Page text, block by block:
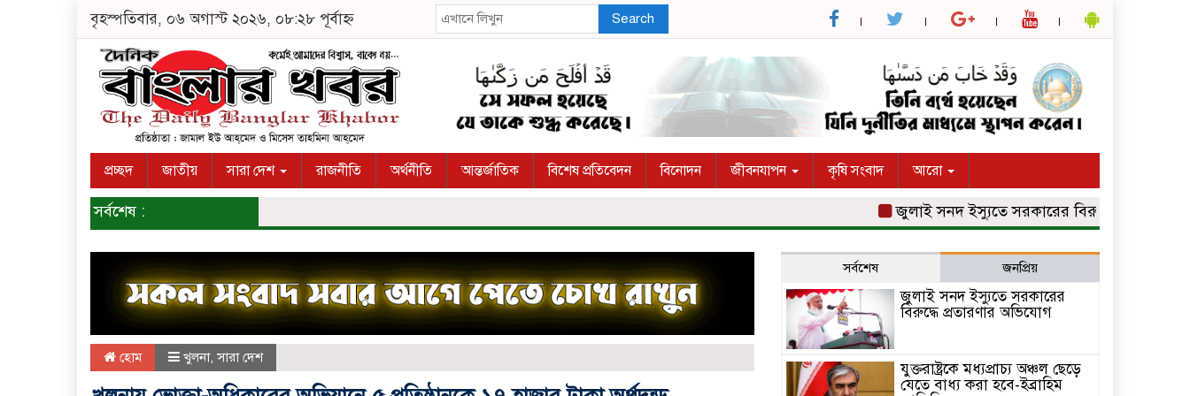
বৃহস্পতিবার, ০৬ অগাস্ট ২০২৬, ০৮:২৮ পূর্বাহ্ন Search
প্রচ্ছদ জাতীয় সারা দেশ রাজনীতি অর্থনীতি আন্তর্জাতিক বিশেষ প্রতিবেদন বিনোদন জীবনযাপন কৃষি সংবাদ আরো
সর্বশেষ : জুলাই সনদ ইস্যুতে সরকারের বিরুদ্ধে প্রতারণার
হোম খুলনা,সারা দেশ
সর্বশেষ জনপ্রিয়
জুলাই সনদ ইস্যুতে সরকারের
বিরুদ্ধে প্রতারণার অভিযোগ
যুক্তরাষ্ট্রকে মধ্যপ্রাচ্য অঞ্চল ছেড়ে
যেতে বাধ্য করা হবে-ইব্রাহিম